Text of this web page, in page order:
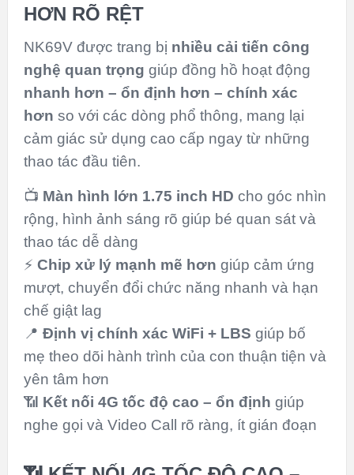
HƠN RÕ RỆT
NK69V được trang bị nhiều cải tiến công
nghệ quan trọng giúp đồng hồ hoạt động
nhanh hơn – ổn định hơn – chính xác
hơn so với các dòng phổ thông, mang lại
cảm giác sử dụng cao cấp ngay từ những
thao tác đầu tiên.
📺 Màn hình lớn 1.75 inch HD cho góc nhìn
rộng, hình ảnh sáng rõ giúp bé quan sát và
thao tác dễ dàng
⚡ Chip xử lý mạnh mẽ hơn giúp cảm ứng
mượt, chuyển đổi chức năng nhanh và hạn
chế giật lag
📍 Định vị chính xác WiFi + LBS giúp bố
mẹ theo dõi hành trình của con thuận tiện và
yên tâm hơn
📶 Kết nối 4G tốc độ cao – ổn định giúp
nghe gọi và Video Call rõ ràng, ít gián đoạn